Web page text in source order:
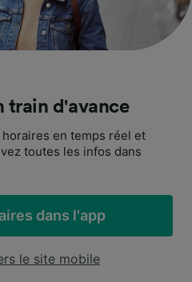
train d'avance
en temps réel et
toutes les infos dans
dans l'app
le site mobile